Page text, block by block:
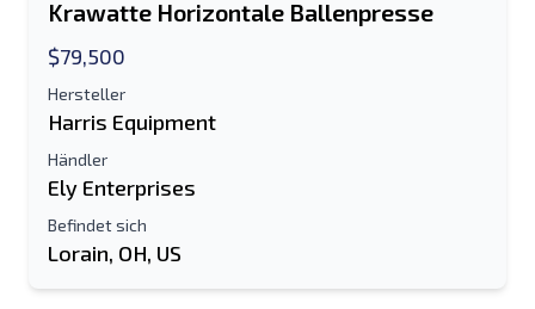
Handy, Mobiltelefon
Krawatte Horizontale Ballenpresse
$79,500
Hersteller
Harris Equipment
Händler
Ely Enterprises
Befindet sich
Lorain, OH, US
Ihren vollständigen Namen
zusätzliche Information